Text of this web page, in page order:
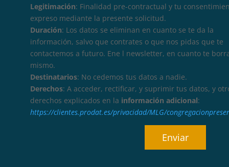
Legitimación: Finalidad pre-contractual y tu
expreso mediante la presente solicitud.
Duración: Los datos se eliminan en cuanto se te da la
información, salvo que contrates o que nos pidas que te
contactemos a futuro. Ene l newsletter, en cuanto te
mismo.
Destinatarios: No cedemos tus datos a nadie.
Derechos: A acceder, rectificar, y suprimir tus datos, y
derechos explicados en la información adicional:
https://clientes.prodat.es/privacidad/MLG/